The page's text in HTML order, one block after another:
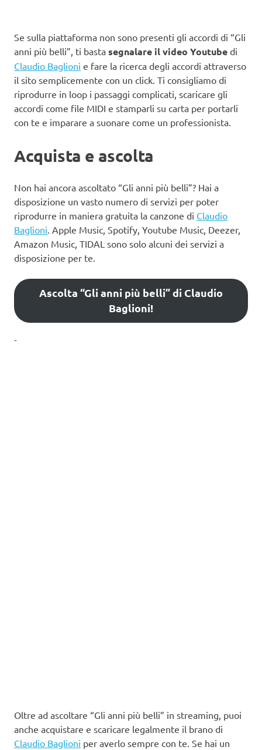
Se sulla piattaforma non sono presenti gli accordi di “Gli
anni più belli”, ti basta segnalare il video Youtube di
Claudio Baglioni e fare la ricerca degli accordi attraverso
il sito semplicemente con un click. Ti consigliamo di
riprodurre in loop i passaggi complicati, scaricare gli
accordi come file MIDI e stamparli su carta per portarli
con te e imparare a suonare come un professionista.
Acquista e ascolta
Non hai ancora ascoltato “Gli anni più belli”? Hai a
disposizione un vasto numero di servizi per poter
riprodurre in maniera gratuita la canzone di Claudio
Baglioni . Apple Music, Spotify, Youtube Music, Deezer,
Amazon Music, TIDAL sono solo alcuni dei servizi a
disposizione per te.
Ascolta “Gli anni più belli” di Claudio
Baglioni!
-
Oltre ad ascoltare “Gli anni più belli” in streaming, puoi
anche acquistare e scaricare legalmente il brano di
Claudio Baglioni per averlo sempre con te. Se hai un